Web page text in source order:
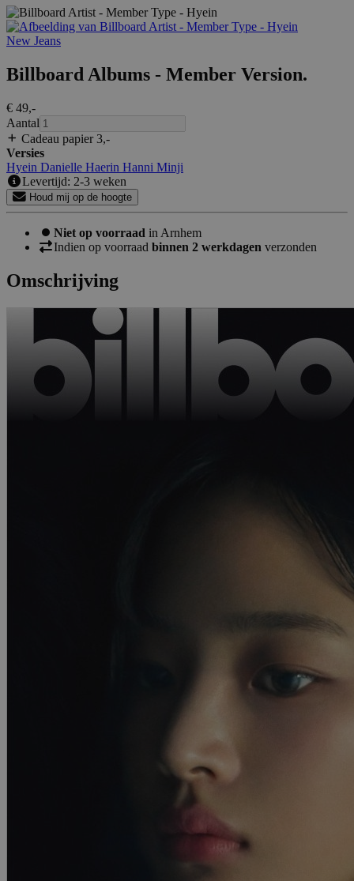
New Jeans
Billboard Albums - Member Version.
€ 49,-
Aantal
Cadeau papier 3,-
Versies
Hyein Danielle Haerin Hanni Minji
Levertijd: 2-3 weken
Houd mij op de hoogte
Niet op voorraad in Arnhem
Indien op voorraad binnen 2 werkdagen verzonden
Omschrijving